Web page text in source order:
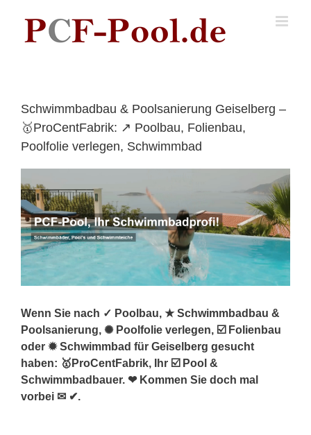
content
Schwimmbadbau & Poolsanierung Geiselberg –
🥇ProCentFabrik: ↗️ Poolbau, Folienbau,
Poolfolie verlegen, Schwimmbad
Wenn Sie nach ✓ Poolbau, ★ Schwimmbadbau &
Poolsanierung, ✺ Poolfolie verlegen, ☑️ Folienbau
oder ✹ Schwimmbad für Geiselberg gesucht
haben: 🥇ProCentFabrik, Ihr ☑️ Pool &
Schwimmbadbauer. ❤ Kommen Sie doch mal
vorbei ✉ ✔.